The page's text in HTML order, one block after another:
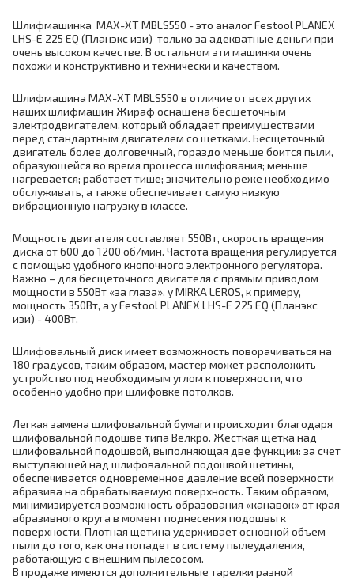
Шлифмашинка MAX-XT MBLS550 - это аналог Festool PLANEX
LHS-E 225 EQ (Планэкс изи) только за адекватные деньги при
очень высоком качестве. В остальном эти машинки очень
похожи и конструктивно и технически и качеством.
Шлифмашина MAX-XT MBLS550 в отличие от всех других
наших шлифмашин Жираф оснащена бесщеточным
электродвигателем, который обладает преимуществами
перед стандартным двигателем со щетками. Бесщёточный
двигатель более долговечный, гораздо меньше боится пыли,
образующейся во время процесса шлифования; меньше
нагревается; работает тише; значительно реже необходимо
обслуживать, а также обеспечивает самую низкую
вибрационную нагрузку в классе.
Мощность двигателя составляет 550Вт, скорость вращения
диска от 600 до 1200 об/мин. Частота вращения регулируется
с помощью удобного кнопочного электронного регулятора.
Важно – для бесщёточного двигателя с прямым приводом
мощности в 550Вт «за глаза», у MIRKA LEROS, к примеру,
мощность 350Вт, а у Festool PLANEX LHS-E 225 EQ (Планэкс
изи) - 400Вт.
Шлифовальный диск имеет возможность поворачиваться на
180 градусов, таким образом, мастер может расположить
устройство под необходимым углом к поверхности, что
особенно удобно при шлифовке потолков.
Легкая замена шлифовальной бумаги происходит благодаря
шлифовальной подошве типа Велкро. Жесткая щетка над
шлифовальной подошвой, выполняющая две функции: за счет
выступающей над шлифовальной подошвой щетины,
обеспечивается одновременное давление всей поверхности
абразива на обрабатываемую поверхность. Таким образом,
минимизируется возможность образования «канавок» от края
абразивного круга в момент поднесения подошвы к
поверхности. Плотная щетина удерживает основной объем
пыли до того, как она попадет в систему пылеудаления,
работающую с внешним пылесосом.
В продаже имеются дополнительные тарелки разной